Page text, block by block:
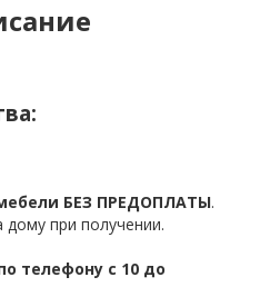
БЕЗ ПРЕДОПЛАТЫ.
при получении.
телефону с 10 до